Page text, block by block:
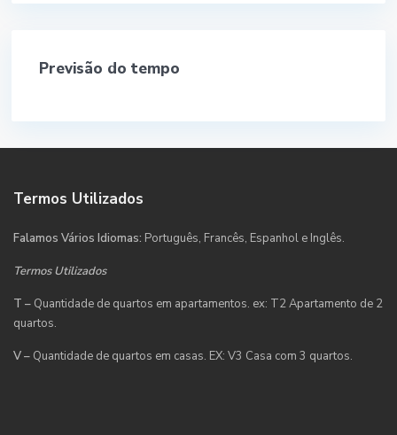
Previsão do tempo
Termos Utilizados
Falamos Vários Idiomas: Português, Francês, Espanhol e Inglês.
Termos Utilizados
T – Quantidade de quartos em apartamentos. ex: T2 Apartamento de 2
quartos.
V – Quantidade de quartos em casas. EX: V3 Casa com 3 quartos.